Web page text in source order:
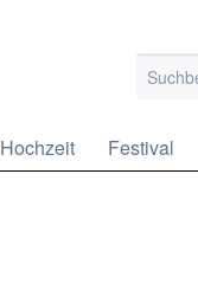
Hochzeit Festival